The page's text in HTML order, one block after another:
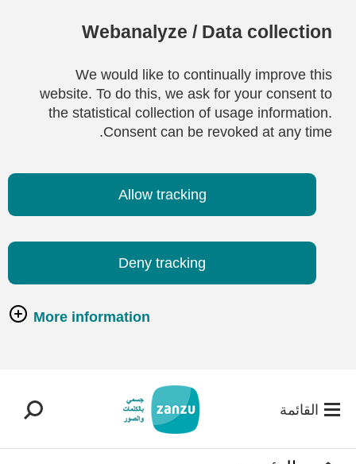
Webanalyze / Data collection
We would like to continually improve this
website. To do this, we ask for your consent to
the statistical collection of usage information.
Consent can be revoked at any time.
Allow tracking
Deny tracking
More information
القائمة